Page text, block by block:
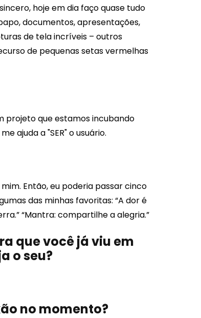
hoje em dia faço quase tudo
documentos, apresentações,
de tela incríveis – outros
de pequenas setas vermelhas
projeto que estamos incubando
ajuda a "SER" o usuário.
Então, eu poderia passar cinco
das minhas favoritas: “A dor é
“Mantra: compartilhe a alegria.”
que você já viu em
o seu?
no momento?